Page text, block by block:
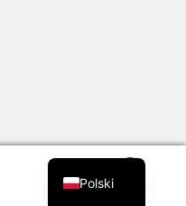
© design by
Polski